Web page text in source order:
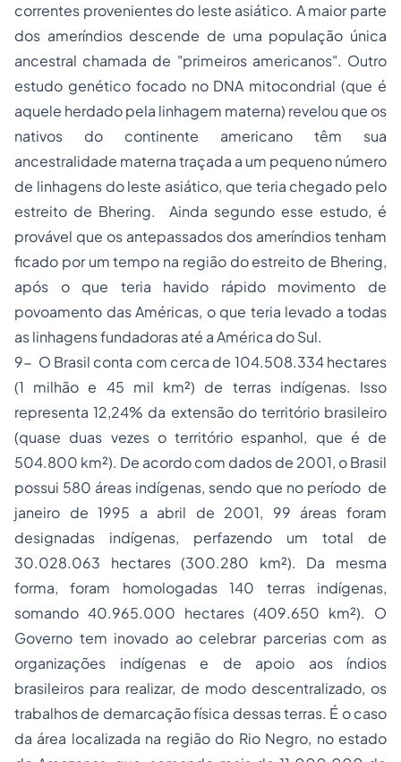
correntes provenientes do leste asiático. A maior parte
dos ameríndios descende de uma população única
ancestral chamada de "primeiros americanos". Outro
estudo genético focado no DNA mitocondrial (que é
aquele herdado pela linhagem materna) revelou que os
nativos do continente americano têm sua
ancestralidade materna traçada a um pequeno número
de linhagens do leste asiático, que teria chegado pelo
estreito de Bhering. Ainda segundo esse estudo, é
provável que os antepassados dos ameríndios tenham
ficado por um tempo na região do estreito de Bhering,
após o que teria havido rápido movimento de
povoamento das Américas, o que teria levado a todas
as linhagens fundadoras até a América do Sul.
9- O Brasil conta com cerca de 104.508.334 hectares
(1 milhão e 45 mil km²) de terras indígenas. Isso
representa 12,24% da extensão do território brasileiro
(quase duas vezes o território espanhol, que é de
504.800 km²). De acordo com dados de 2001, o Brasil
possui 580 áreas indígenas, sendo que no período de
janeiro de 1995 a abril de 2001, 99 áreas foram
designadas indígenas, perfazendo um total de
30.028.063 hectares (300.280 km²). Da mesma
forma, foram homologadas 140 terras indígenas,
somando 40.965.000 hectares (409.650 km²). O
Governo tem inovado ao celebrar parcerias com as
organizações indígenas e de apoio aos índios
brasileiros para realizar, de modo descentralizado, os
trabalhos de demarcação física dessas terras. É o caso
da área localizada na região do Rio Negro, no estado